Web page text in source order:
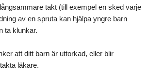
takt (till exempel en sked varje
av en spruta kan hjälpa yngre barn
ta klunkar.
att ditt barn är uttorkad, eller blir
läkare.